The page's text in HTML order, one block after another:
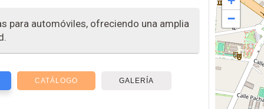
para automóviles, ofreciendo una amplia
CATÁLOGO GALERÍA
−